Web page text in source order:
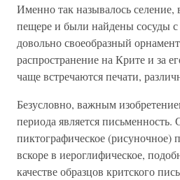
Именно так называлось селение,
пещере и были найдены сосуды
довольно своеобразный
распространение на Крите и за
чаще встречаются печати,
Безусловно, важным
периода является письменность.
пиктографическое (рисуночное)
вскоре в иероглифическое,
качестве образцов критского